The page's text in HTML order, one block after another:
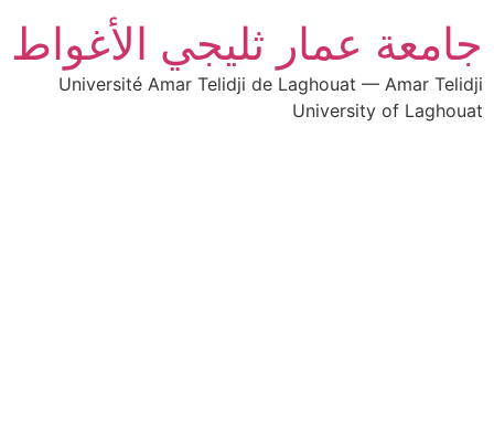
جامعة عمار ثليجي الأغواط
Université Amar Telidji de Laghouat — Amar Telidji
University of Laghouat